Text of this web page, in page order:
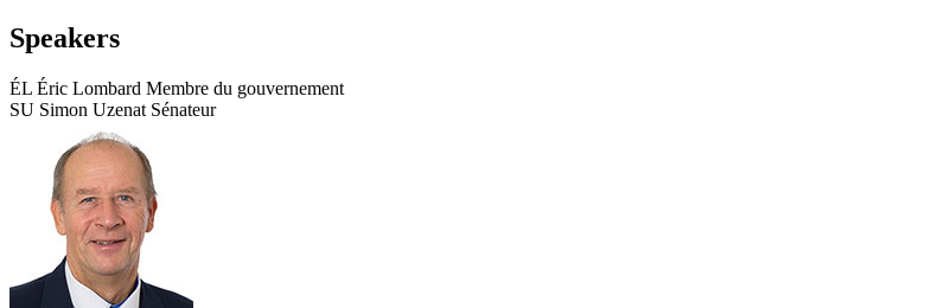
Speakers
ÉL Éric Lombard Membre du gouvernement
SU Simon Uzenat Sénateur